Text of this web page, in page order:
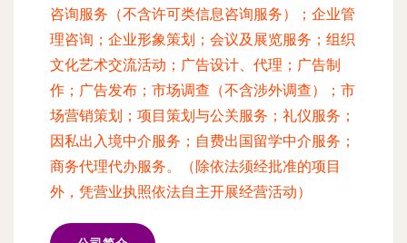
咨询服务（不含许可类信息咨询服务）；企业管
理咨询；企业形象策划；会议及展览服务；组织
文化艺术交流活动；广告设计、代理；广告制
作；广告发布；市场调查（不含涉外调查）；市
场营销策划；项目策划与公关服务；礼仪服务；
因私出入境中介服务；自费出国留学中介服务；
商务代理代办服务。（除依法须经批准的项目
外，凭营业执照依法自主开展经营活动）